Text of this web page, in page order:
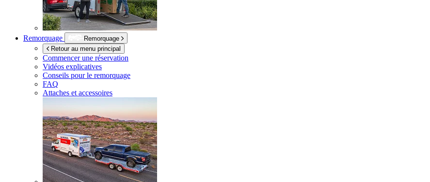
Remorquage
Remorquage
Retour au menu principal
Commencer une réservation
Vidéos explicatives
Conseils pour le remorquage
FAQ
Attaches et accessoires